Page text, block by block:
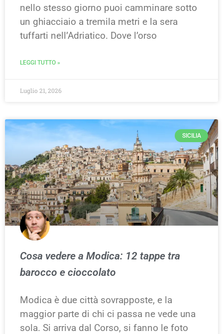
nello stesso giorno puoi camminare sotto
un ghiacciaio a tremila metri e la sera
tuffarti nell’Adriatico. Dove l’orso
LEGGI TUTTO »
Luglio 21, 2026
SICILIA
Cosa vedere a Modica: 12 tappe tra
barocco e cioccolato
Modica è due città sovrapposte, e la
maggior parte di chi ci passa ne vede una
sola. Si arriva dal Corso, si fanno le foto